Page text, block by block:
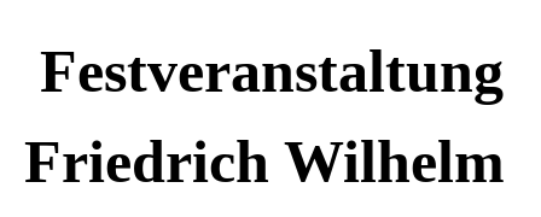
Festveranstaltung
Friedrich Wilhelm